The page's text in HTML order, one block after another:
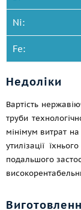
Ni:
Fe:
Недоліки
Вартість
труби
мінімум витрат
утилізації
подальшого